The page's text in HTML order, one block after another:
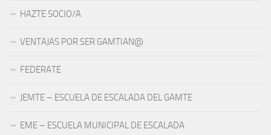
HAZTE SOCIO/A
VENTAJAS POR SER GAMTIAN@
FEDERATE
JEMTE – ESCUELA DE ESCALADA DEL GAMTE
EME – ESCUELA MUNICIPAL DE ESCALADA